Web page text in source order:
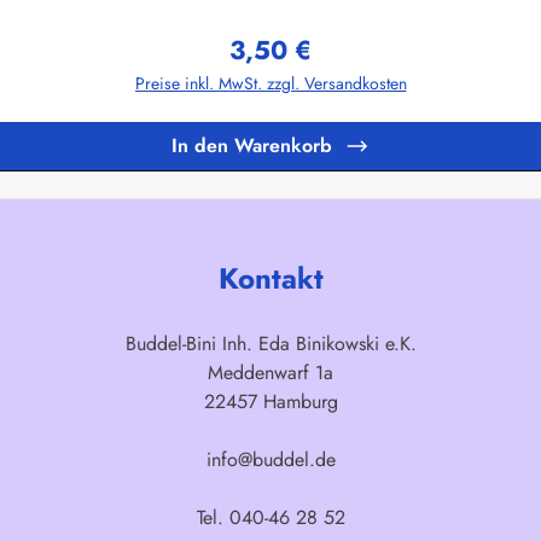
ein individuelles Angebot.Herstellerinformationen:Buddel-Bini Inh.
Regulärer Preis:
3,50 €
Preise inkl. MwSt. zzgl. Versandkosten
In den Warenkorb
Kontakt
Buddel-Bini Inh. Eda Binikowski e.K.
Meddenwarf 1a
22457 Hamburg
info@buddel.de
Tel. 040-46 28 52